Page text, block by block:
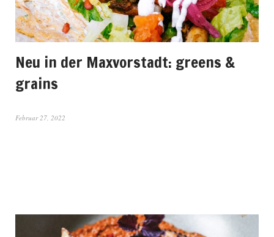
Neu in der Maxvorstadt: greens &
grains
Februar 27, 2022